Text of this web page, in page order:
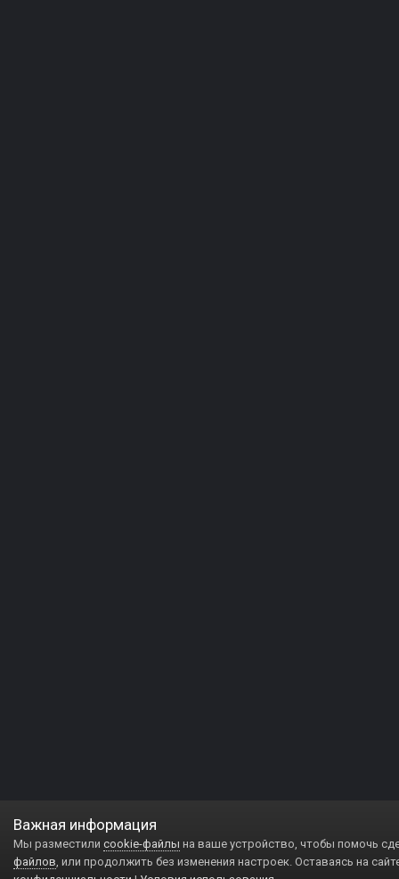
Важная информация
Мы разместили cookie-файлы на ваше устройство, чтобы помочь
файлов, или продолжить без изменения настроек. Оставаясь на